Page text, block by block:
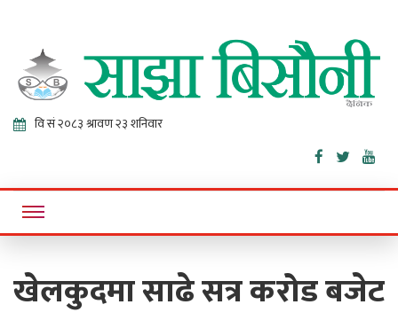
Sajha
Bisaunee
Online News Portal
खेलकुदमा साढे सत्र करोड बजेट